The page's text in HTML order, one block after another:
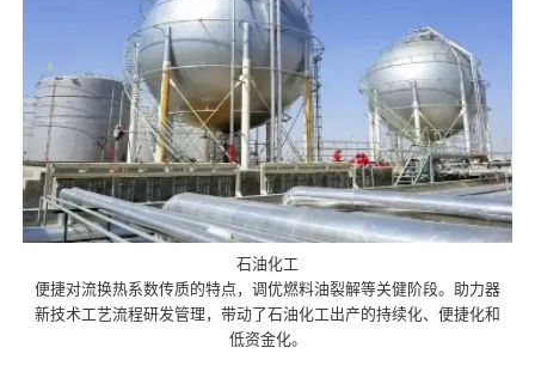
石油化工
便捷对流换热系数传质的特点，调优燃料油裂解等关健阶段。助力器
新技术工艺流程研发管理，带动了石油化工出产的持续化、便捷化和
低资金化。